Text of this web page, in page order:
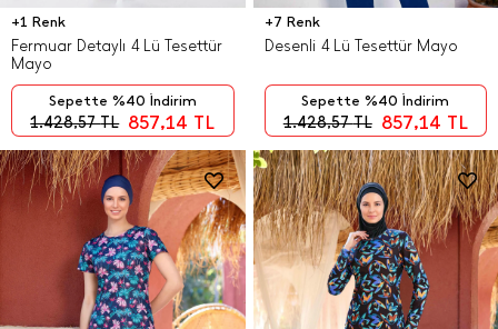
+1 Renk
Fermuar Detaylı 4 Lü Tesettür
Mayo
1.428,57TL 857,14 TL
Sepette %40 İndirim
+7 Renk
Desenli 4 Lü Tesettür Mayo
1.428,57TL 857,14 TL
Sepette %40 İndirim